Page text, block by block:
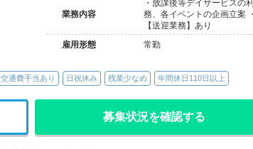
業務内容
・放課後等デイサービスの
務、各イベントの企画立案
【送迎業務】あり
雇用形態
常勤
交通費手当あり 日祝休み 残業少なめ 年間休日110日以上
募集状況を確認する